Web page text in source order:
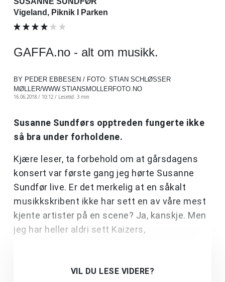
Vigeland, Piknik I Parken
GAFFA.no - alt om musikk.
BY PEDER EBBESEN / FOTO: STIAN SCHLØSSER
MØLLER/WWW.STIANSMOLLERFOTO.NO
16.06.2018 / 10:12 / Lesetid: 3 min
Susanne Sundførs opptreden fungerte ikke
så bra under forholdene.
Kjære leser, ta forbehold om at gårsdagens
konsert var første gang jeg hørte Susanne
Sundfør live. Er det merkelig at en såkalt
musikkskribent ikke har sett en av våre mest
kjente artister på en scene? Ja, kanskje. Men
jeg har heller aldri sett Kaizers,
VIL DU LESE VIDERE?